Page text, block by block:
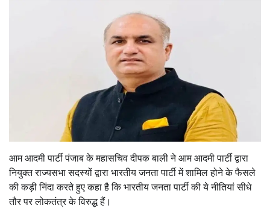
आम आदमी पार्टी पंजाब के महासचिव दीपक बाली ने आम आदमी पार्टी द्वारा
नियुक्त राज्यसभा सदस्यों द्वारा भारतीय जनता पार्टी में शामिल होने के फैसले
की कड़ी निंदा करते हुए कहा है कि भारतीय जनता पार्टी की ये नीतियां सीधे
तौर पर लोकतंत्र के विरुद्ध हैं।